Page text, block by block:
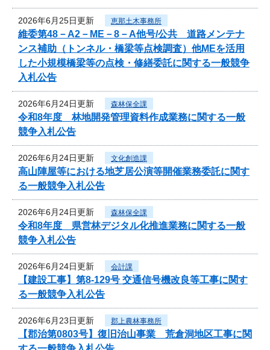
2026年6月25日更新 恵那土木事務所
維委第48－A2－ME－8－A他号/公共 道路メンテナ
ンス補助（トンネル・橋梁等点検調査）他MEを活用
した小規模橋梁等の点検・修繕委託に関する一般競争
入札公告
2026年6月24日更新 森林保全課
令和8年度 林地開発管理資料作成業務に関する一般
競争入札公告
2026年6月24日更新 文化創造課
高山陣屋等における地芝居公演等開催業務委託に関す
る一般競争入札公告
2026年6月24日更新 森林保全課
令和8年度 県営林デジタル化推進業務に関する一般
競争入札公告
2026年6月24日更新 会計課
【建設工事】第8-129号 交通信号機改良等工事に関す
る一般競争入札公告
2026年6月23日更新 郡上農林事務所
【郡治第0803号】復旧治山事業 荒倉洞地区工事に関